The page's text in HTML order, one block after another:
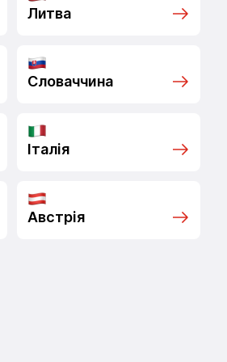
Литва
Словаччина
Італія
Австрія